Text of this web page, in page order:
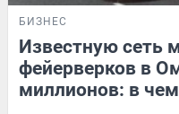
БИЗНЕС
Известную сеть
фейерверков в
миллионов: в